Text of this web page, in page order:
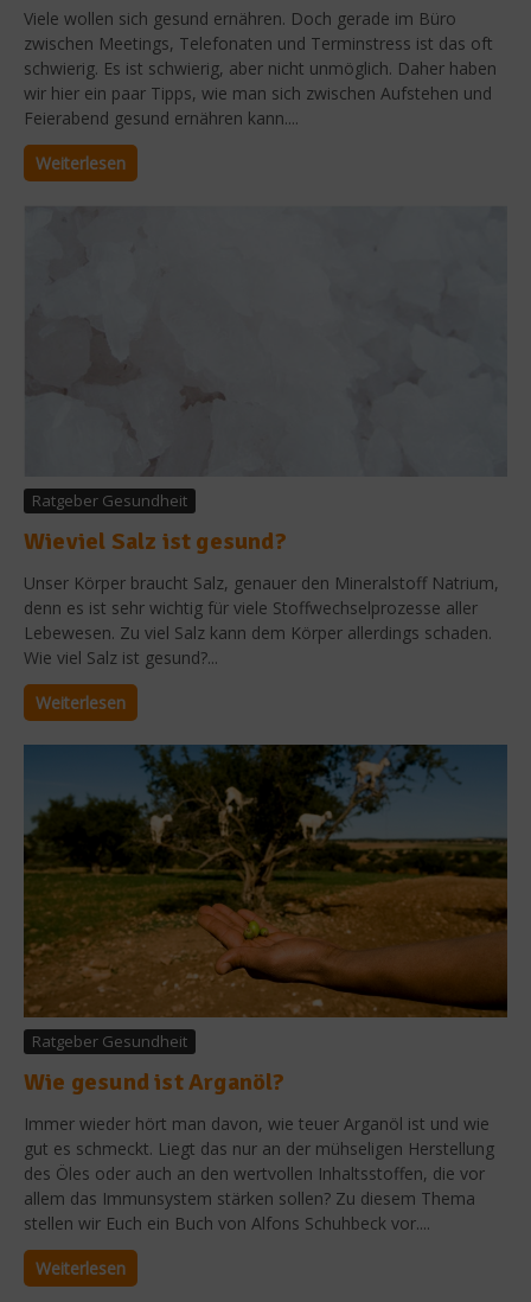
Viele wollen sich gesund ernähren. Doch gerade im Büro
zwischen Meetings, Telefonaten und Terminstress ist das oft
schwierig. Es ist schwierig, aber nicht unmöglich. Daher haben
wir hier ein paar Tipps, wie man sich zwischen Aufstehen und
Feierabend gesund ernähren kann....
Weiterlesen
Ratgeber Gesundheit
Wieviel Salz ist gesund?
Unser Körper braucht Salz, genauer den Mineralstoff Natrium,
denn es ist sehr wichtig für viele Stoffwechselprozesse aller
Lebewesen. Zu viel Salz kann dem Körper allerdings schaden.
Wie viel Salz ist gesund?...
Weiterlesen
Ratgeber Gesundheit
Wie gesund ist Arganöl?
Immer wieder hört man davon, wie teuer Arganöl ist und wie
gut es schmeckt. Liegt das nur an der mühseligen Herstellung
des Öles oder auch an den wertvollen Inhaltsstoffen, die vor
allem das Immunsystem stärken sollen? Zu diesem Thema
stellen wir Euch ein Buch von Alfons Schuhbeck vor....
Weiterlesen